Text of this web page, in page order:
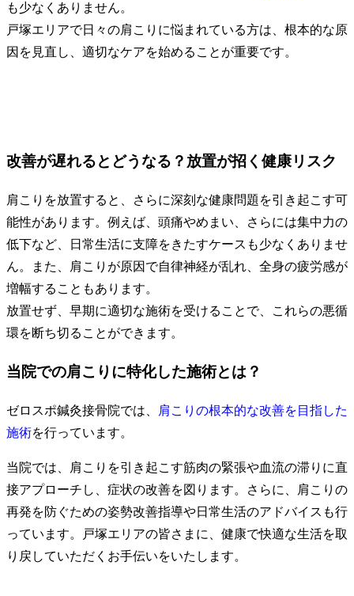
も少なくありません。
戸塚エリアで日々の肩こりに悩まれている方は、根本的な原
因を見直し、適切なケアを始めることが重要です。
改善が遅れるとどうなる？放置が招く健康リスク
肩こりを放置すると、さらに深刻な健康問題を引き起こす可
能性があります。例えば、頭痛やめまい、さらには集中力の
低下など、日常生活に支障をきたすケースも少なくありませ
ん。また、肩こりが原因で自律神経が乱れ、全身の疲労感が
増幅することもあります。
放置せず、早期に適切な施術を受けることで、これらの悪循
環を断ち切ることができます。
当院での肩こりに特化した施術とは？
ゼロスポ鍼灸接骨院では、
肩こりの根本的な改善を目指した
施術を行っています。
当院では、肩こりを引き起こす筋肉の緊張や血流の滞りに直
接アプローチし、症状の改善を図ります。さらに、肩こりの
再発を防ぐための姿勢改善指導や日常生活のアドバイスも行
っています。戸塚エリアの皆さまに、健康で快適な生活を取
り戻していただくお手伝いをいたします。